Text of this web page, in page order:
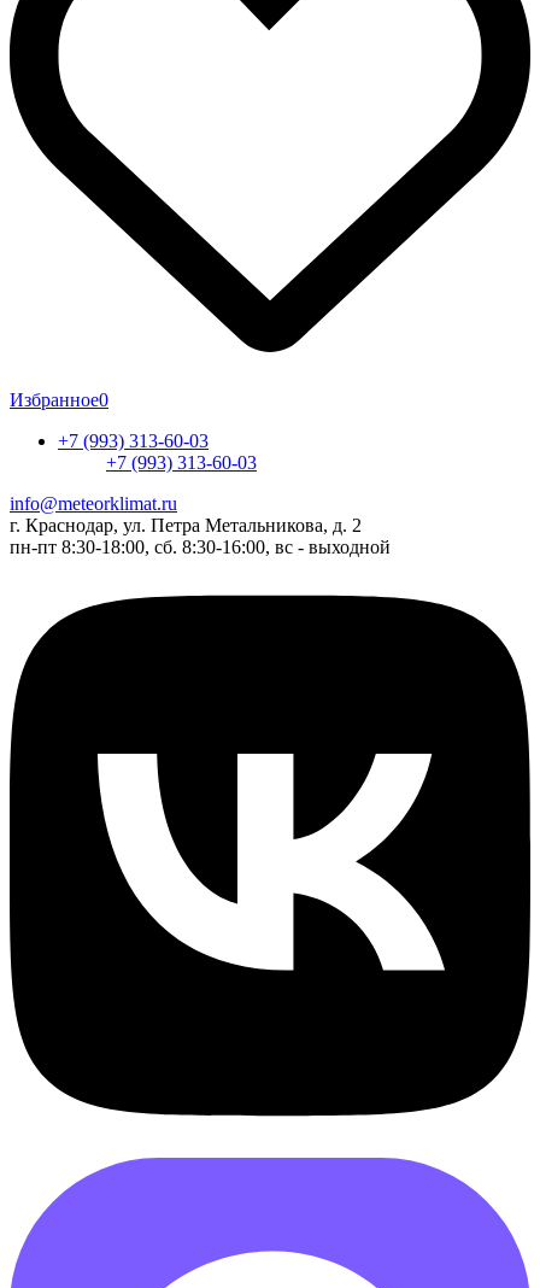
Избранное0
+7 (993) 313-60-03
+7 (993) 313-60-03
info@meteorklimat.ru
г. Краснодар, ул. Петра Метальникова, д. 2
пн-пт 8:30-18:00, сб. 8:30-16:00, вс - выходной